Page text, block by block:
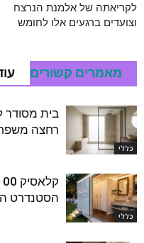
לקריאתה של אלמנת הנרצח
וצועדים ברגעים אלו לחומש
מאמרים קשורים
כללי
בית
רחצה
כללי
הסטנדרט